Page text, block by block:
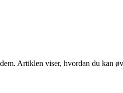
Artiklen viser, hvordan du kan